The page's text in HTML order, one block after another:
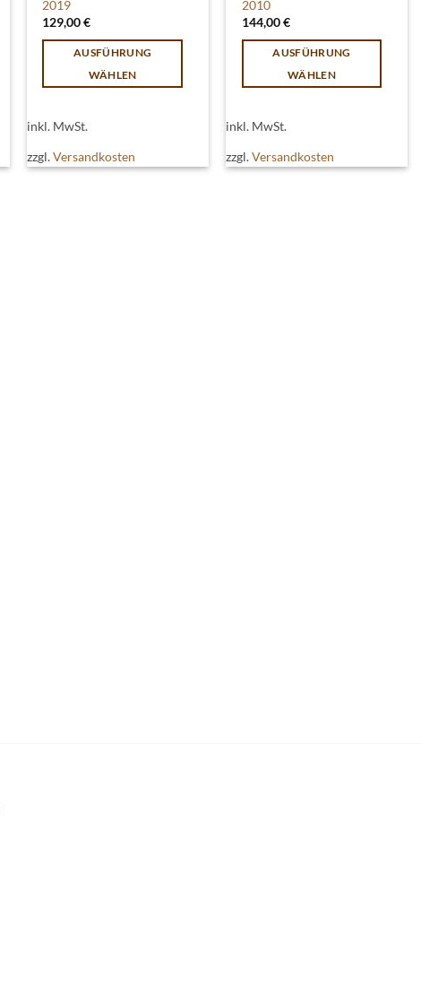
2019
129,00€
AUSFÜHRUNG
WÄHLEN
mehrere
inkl. MwSt.
zzgl.Versandkosten
2010
144,00€
AUSFÜHRUNG
WÄHLEN
mehrere
inkl. MwSt.
zzgl.Versandkosten